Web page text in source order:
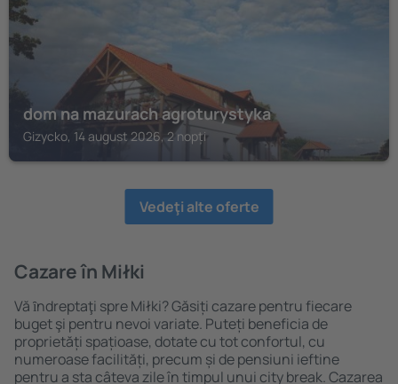
dom na mazurach agroturystyka
Gizycko, 14 august 2026, 2 nopți
Vedeţi alte oferte
Cazare în Miłki
Vă ȋndreptaţi spre Miłki? Găsiți cazare pentru fiecare
buget şi pentru nevoi variate. Puteți beneficia de
proprietăți spațioase, dotate cu tot confortul, cu
numeroase facilități, precum și de pensiuni ieftine
pentru a sta câteva zile în timpul unui city break. Cazarea